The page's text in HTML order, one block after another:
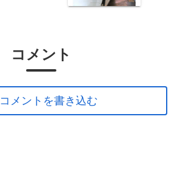
コメント
コメントを書き込む